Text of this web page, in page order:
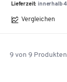
Lieferzeit: innerhalb
Vergleichen
9 von 9 Produkten